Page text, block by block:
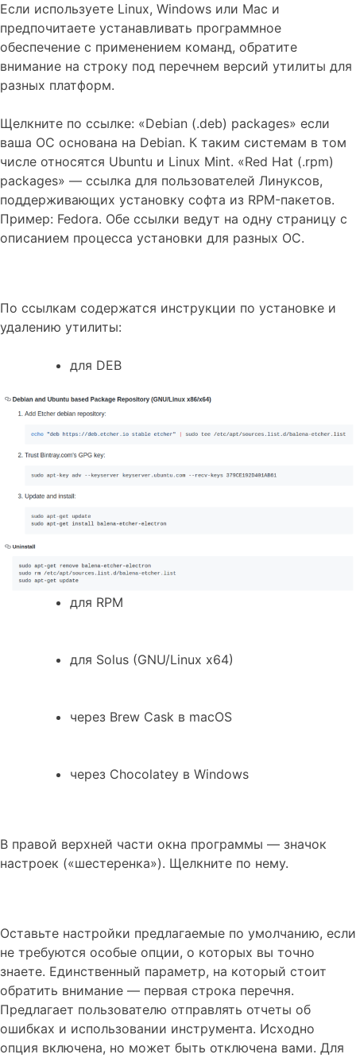
Если используете Linux, Windows или Mac и
предпочитаете устанавливать программное
обеспечение с применением команд, обратите
внимание на строку под перечнем версий утилиты для
разных платформ.
Щелкните по ссылке: «Debian (.deb) packages» если
ваша ОС основана на Debian. К таким системам в том
числе относятся Ubuntu и Linux Mint. «Red Hat (.rpm)
packages» — ссылка для пользователей Линуксов,
поддерживающих установку софта из RPM-пакетов.
Пример: Fedora. Обе ссылки ведут на одну страницу с
описанием процесса установки для разных ОС.
По ссылкам содержатся инструкции по установке и
удалению утилиты:
для DEB
для RPM
для Solus (GNU/Linux x64)
через Brew Cask в macOS
через Chocolatey в Windows
В правой верхней части окна программы — значок
настроек («шестеренка»). Щелкните по нему.
Оставьте настройки предлагаемые по умолчанию, если
не требуются особые опции, о которых вы точно
знаете. Единственный параметр, на который стоит
обратить внимание — первая строка перечня.
Предлагает пользователю отправлять отчеты об
ошибках и использовании инструмента. Исходно
опция включена, но может быть отключена вами. Для